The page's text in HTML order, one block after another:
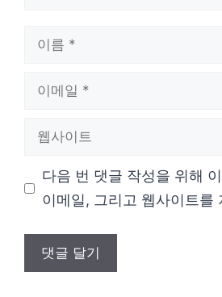
다음 번 댓글 작성을 위해
이메일, 그리고 웹사이트를